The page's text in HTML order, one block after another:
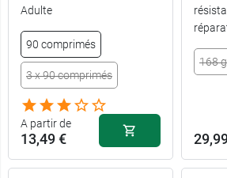
30
90
Adulte
90 comprimés
3 x 90 comprimés
A partir de
13,49 €
168